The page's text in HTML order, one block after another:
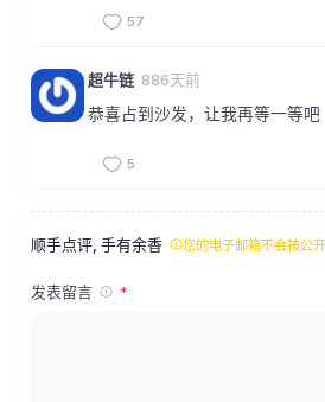
57
超牛链 886天前
恭喜占到沙发，让我再等一等吧
5
顺手点评, 手有余香 您的电子邮箱不会被公开
发表留言